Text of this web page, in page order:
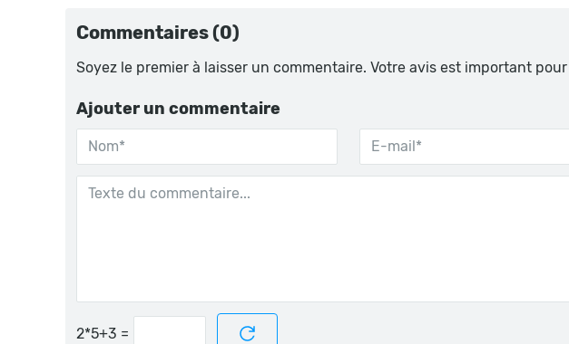
Commentaires (0)
Soyez le premier à laisser un commentaire. Votre avis est important
Ajouter un commentaire
=